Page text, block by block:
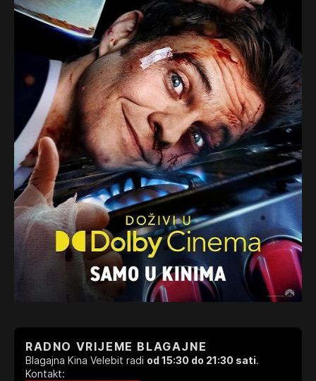
RADNO VRIJEME BLAGAJNE
Blagajna Kina Velebit radi od 15:30 do 21:30 sati.
Kontakt: